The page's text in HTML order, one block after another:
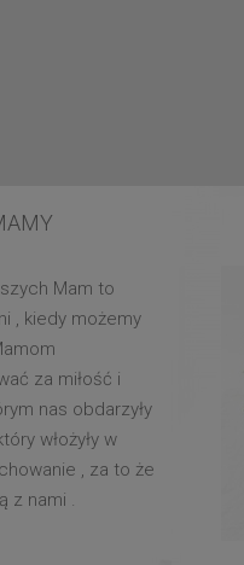
Mam to
, kiedy możemy
za miłość i
nas obdarzyły
włożyły w
, za to że
z nami .